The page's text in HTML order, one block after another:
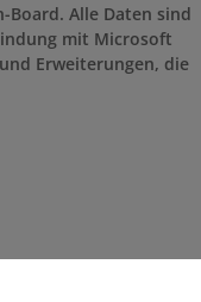
Board. Alle Daten sind
mit Microsoft
Erweiterungen, die